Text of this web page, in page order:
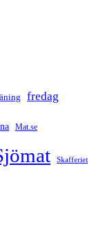
fredag
Mat.se
Skafferiet